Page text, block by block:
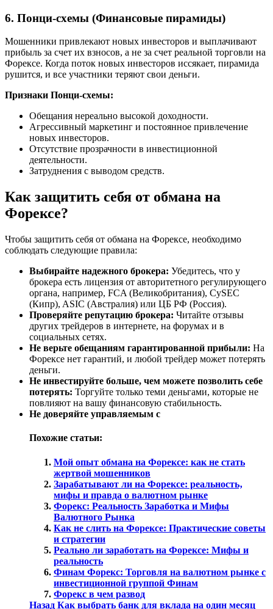
6. Понци-схемы (Финансовые пирамиды)
Мошенники привлекают новых инвесторов и выплачивают
прибыль за счет их взносов, а не за счет реальной торговли на
Форексе. Когда поток новых инвесторов иссякает, пирамида
рушится, и все участники теряют свои деньги.
Признаки Понци-схемы:
Обещания нереально высокой доходности.
Агрессивный маркетинг и постоянное привлечение
новых инвесторов.
Отсутствие прозрачности в инвестиционной
деятельности.
Затруднения с выводом средств.
Как защитить себя от обмана на
Форексе?
Чтобы защитить себя от обмана на Форексе, необходимо
соблюдать следующие правила:
Выбирайте надежного брокера: Убедитесь, что у
брокера есть лицензия от авторитетного регулирующего
органа, например, FCA (Великобритания), CySEC
(Кипр), ASIC (Австралия) или ЦБ РФ (Россия).
Проверяйте репутацию брокера: Читайте отзывы
других трейдеров в интернете, на форумах и в
социальных сетях.
Не верьте обещаниям гарантированной прибыли: На
Форексе нет гарантий, и любой трейдер может потерять
деньги.
Не инвестируйте больше, чем можете позволить себе
потерять: Торгуйте только теми деньгами, которые не
повлияют на вашу финансовую стабильность.
Не доверяйте управляемым с
Похожие статьи:
Мой опыт обмана на Форексе: как не стать
жертвой мошенников
Зарабатывают ли на Форексе: реальность‚
мифы и правда о валютном рынке
Форекс: Реальность Заработка и Мифы
Валютного Рынка
Как не слить на Форексе: Практические советы
и стратегии
Реально ли заработать на Форексе: Мифы и
реальность
Финам Форекс: Торговля на валютном рынке с
инвестиционной группой Финам
Форекс в чем развод
Назад Как выбрать банк для вклада на один месяц